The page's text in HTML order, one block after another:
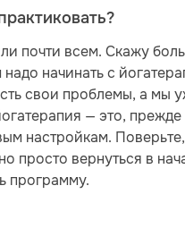
почти всем. Скажу
начинать с
свои проблемы, а мы
— это, прежде
настройкам.
просто вернуться в
программу.